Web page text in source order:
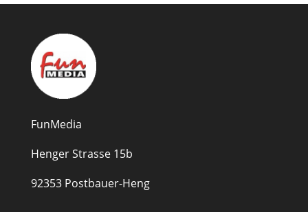
FunMedia
Henger Strasse 15b
92353 Postbauer-Heng